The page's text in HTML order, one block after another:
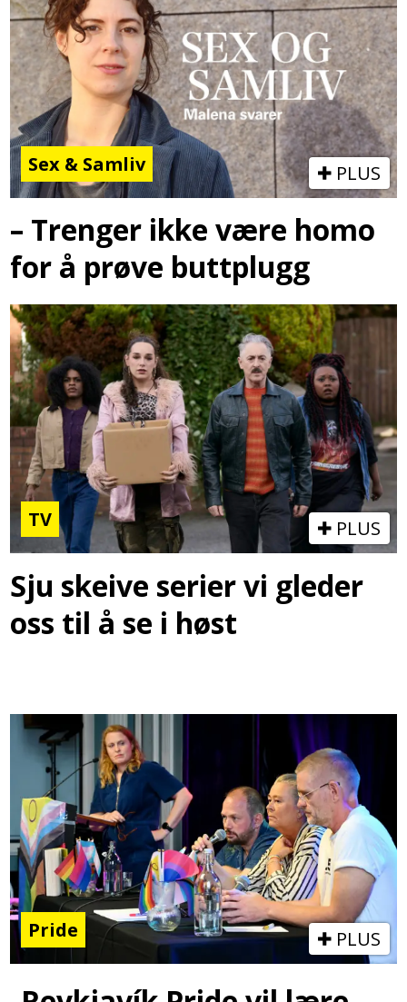
Sex & Samliv PLUS
– Trenger ikke være homo
for å prøve buttplugg
TV PLUS
Sju skeive serier vi gleder
oss til å se i høst
Pride PLUS